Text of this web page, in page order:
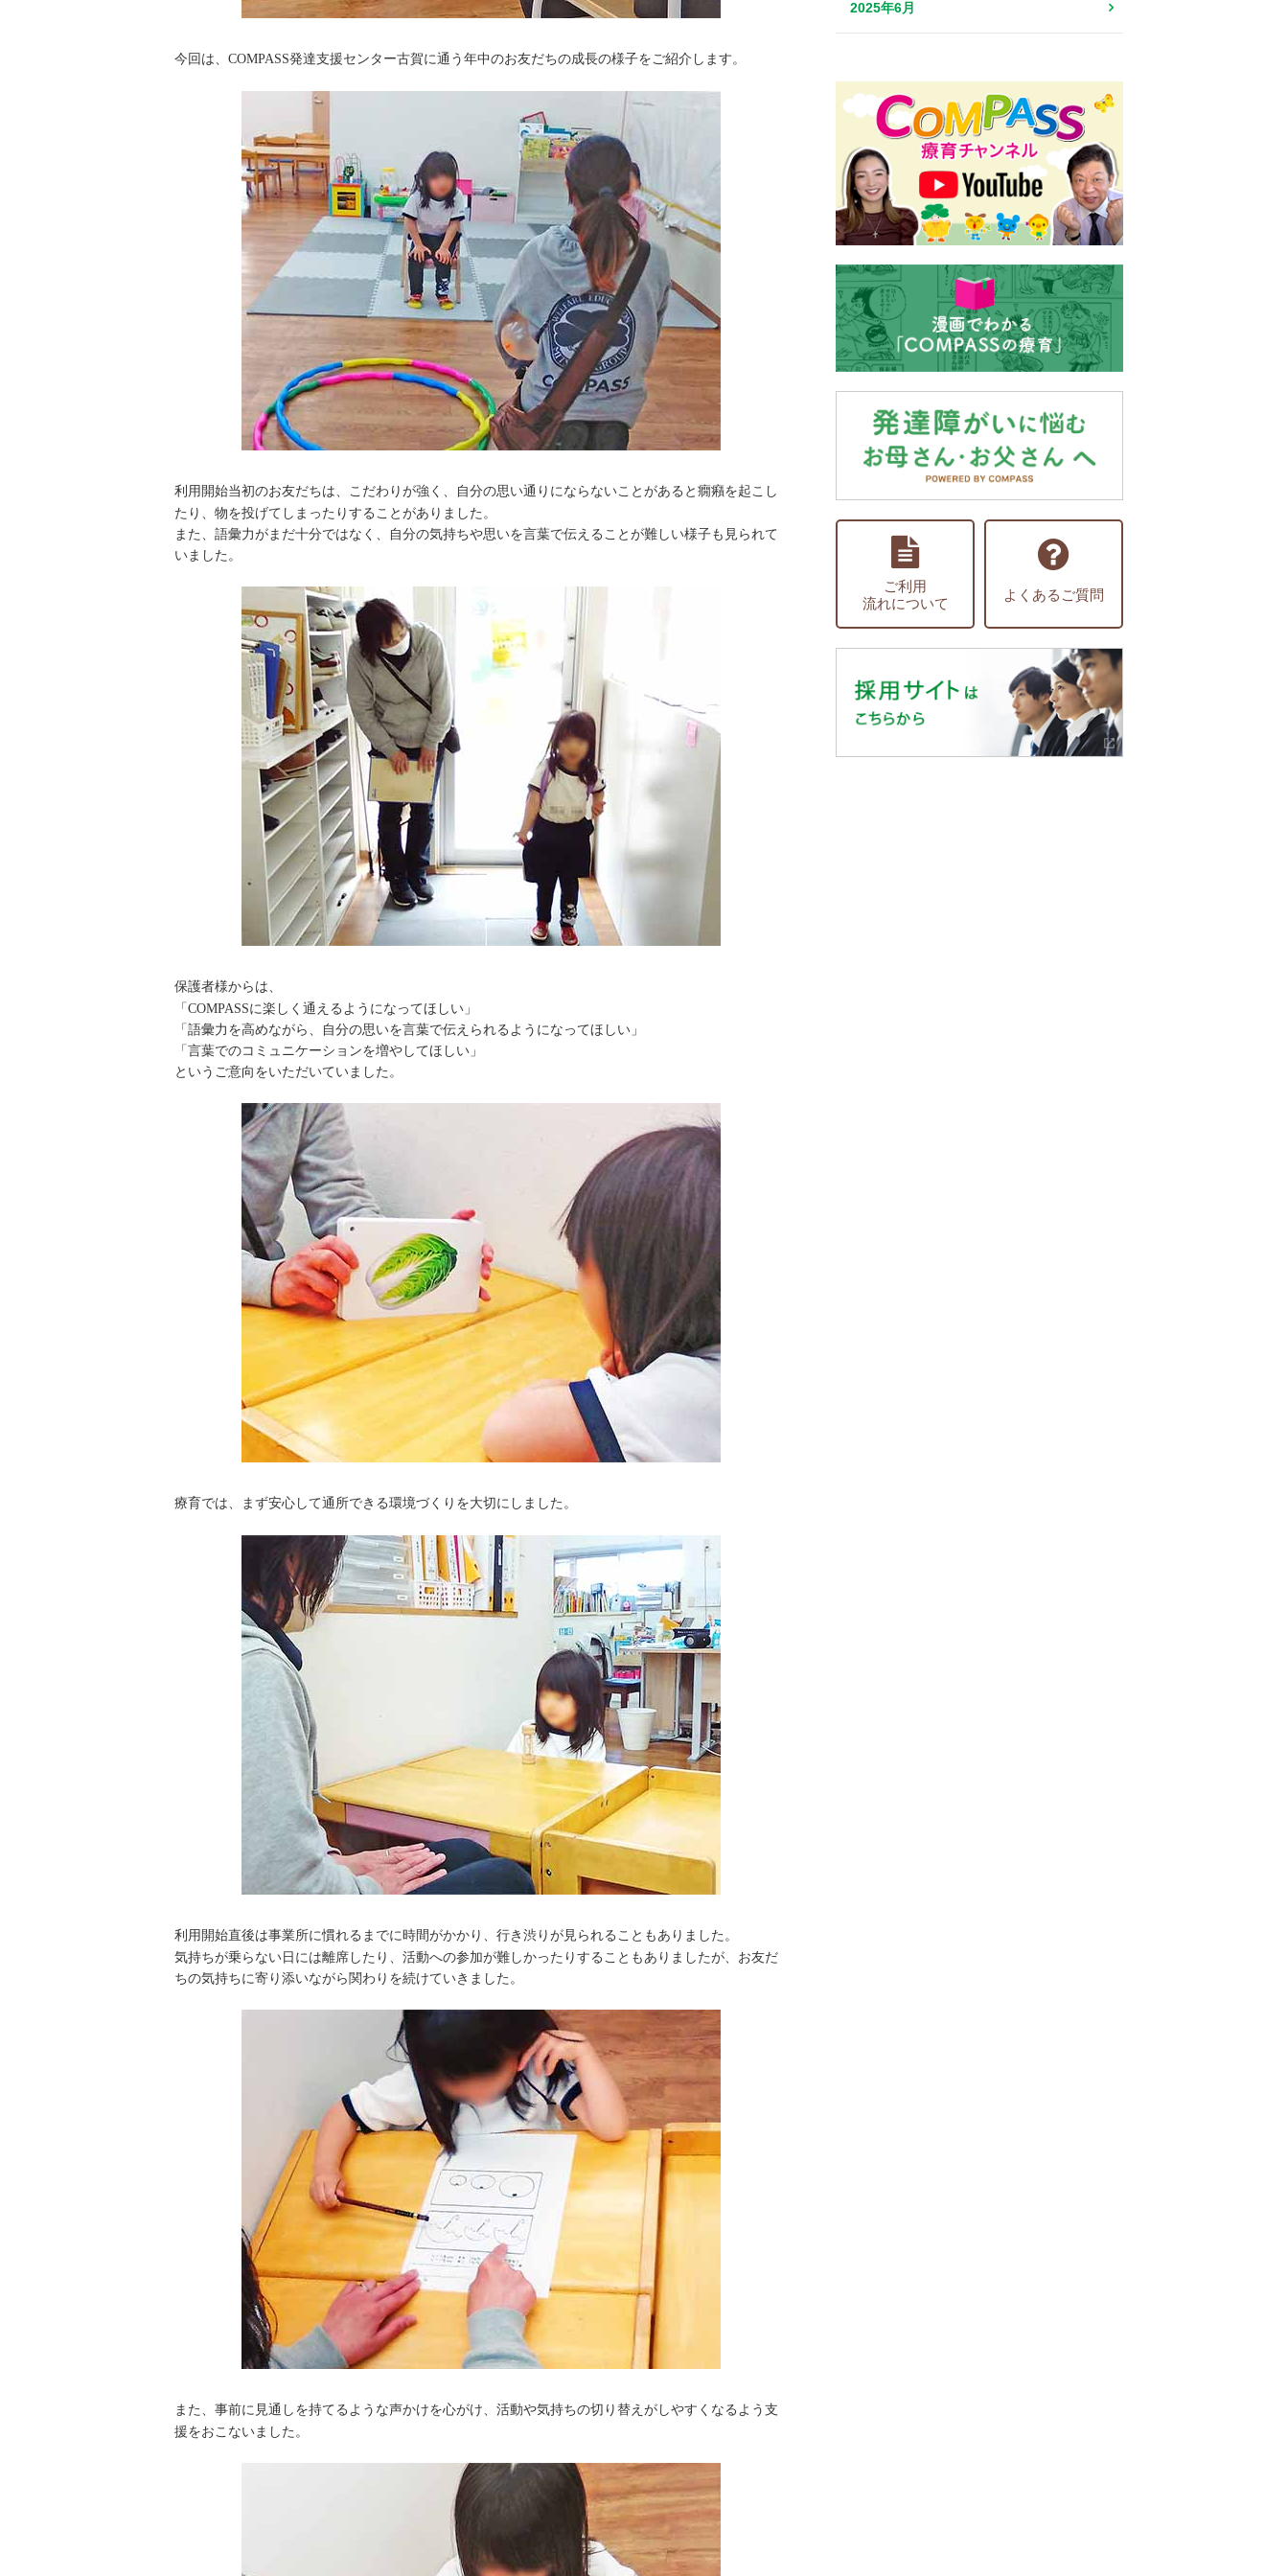
今回は、COMPASS発達支援センター古賀に通う年中のお友だちの成長の様子をご紹介します。
利用開始当初のお友だちは、こだわりが強く、自分の思い通りにならないことがあると癇癪を起こし
たり、物を投げてしまったりすることがありました。
また、語彙力がまだ十分ではなく、自分の気持ちや思いを言葉で伝えることが難しい様子も見られて
いました。
保護者様からは、
「COMPASSに楽しく通えるようになってほしい」
「語彙力を高めながら、自分の思いを言葉で伝えられるようになってほしい」
「言葉でのコミュニケーションを増やしてほしい」
というご意向をいただいていました。
療育では、まず安心して通所できる環境づくりを大切にしました。
利用開始直後は事業所に慣れるまでに時間がかかり、行き渋りが見られることもありました。
気持ちが乗らない日には離席したり、活動への参加が難しかったりすることもありましたが、お友だ
ちの気持ちに寄り添いながら関わりを続けていきました。
また、事前に見通しを持てるような声かけを心がけ、活動や気持ちの切り替えがしやすくなるよう支
援をおこないました。
2025年6月
ご利用
流れについて
よくあるご質問